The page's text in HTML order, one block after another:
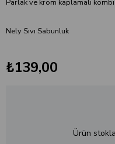
Parlak ve krom kaplamalı
Nely Sıvı Sabunluk
₺139,00
Ürün